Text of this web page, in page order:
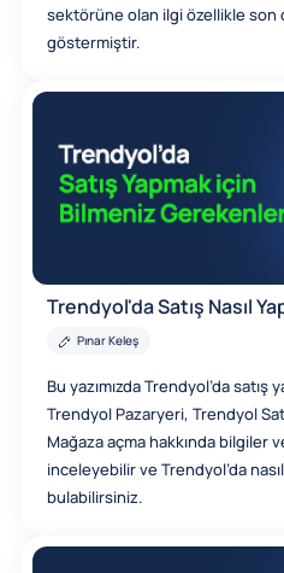
sektörüne olan ilgi özellikle son
göstermiştir.
Trendyol'da Satış Nasıl
Pınar Keleş
Bu yazımızda Trendyol’da
Trendyol Pazaryeri, Trendyol
Mağaza açma hakkında bilgiler
inceleyebilir ve Trendyol’da
bulabilirsiniz.